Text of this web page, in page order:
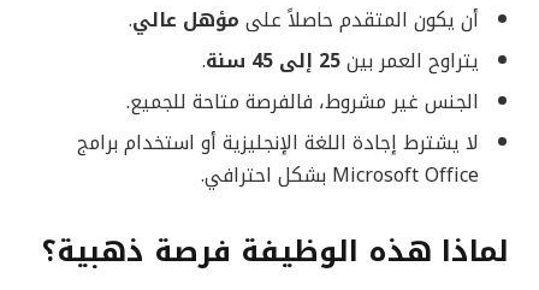
أن يكون المتقدم حاصلاً على مؤهل عالي.
يتراوح العمر بين25 إلى 45 سنة
.
الجنس غير مشروط، فالفرصة متاحة للجميع.
لا يشترط إجادة اللغة الإنجليزية أو استخدام برامج
Microsoft Office بشكل احترافي.
لماذا هذه الوظيفة فرصة ذهبية؟